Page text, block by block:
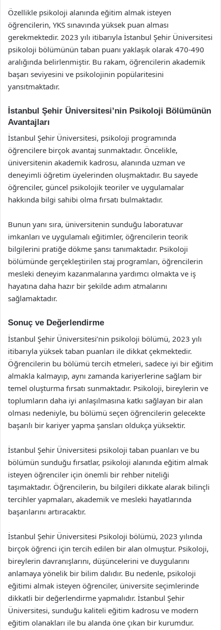
Özellikle psikoloji alanında eğitim almak isteyen
öğrencilerin, YKS sınavında yüksek puan alması
gerekmektedir. 2023 yılı itibarıyla İstanbul Şehir Üniversitesi
psikoloji bölümünün taban puanı yaklaşık olarak 470-490
aralığında belirlenmiştir. Bu rakam, öğrencilerin akademik
başarı seviyesini ve psikolojinin popülaritesini
yansıtmaktadır.
İstanbul Şehir Üniversitesi’nin Psikoloji Bölümünün
Avantajları
İstanbul Şehir Üniversitesi, psikoloji programında
öğrencilere birçok avantaj sunmaktadır. Öncelikle,
üniversitenin akademik kadrosu, alanında uzman ve
deneyimli öğretim üyelerinden oluşmaktadır. Bu sayede
öğrenciler, güncel psikolojik teoriler ve uygulamalar
hakkında bilgi sahibi olma fırsatı bulmaktadır.
Bunun yanı sıra, üniversitenin sunduğu laboratuvar
imkanları ve uygulamalı eğitimler, öğrencilerin teorik
bilgilerini pratiğe dökme şansı tanımaktadır. Psikoloji
bölümünde gerçekleştirilen staj programları, öğrencilerin
mesleki deneyim kazanmalarına yardımcı olmakta ve iş
hayatına daha hazır bir şekilde adım atmalarını
sağlamaktadır.
Sonuç ve Değerlendirme
İstanbul Şehir Üniversitesi’nin psikoloji bölümü, 2023 yılı
itibarıyla yüksek taban puanları ile dikkat çekmektedir.
Öğrencilerin bu bölümü tercih etmeleri, sadece iyi bir eğitim
almakla kalmayıp, aynı zamanda kariyerlerine sağlam bir
temel oluşturma fırsatı sunmaktadır. Psikoloji, bireylerin ve
toplumların daha iyi anlaşılmasına katkı sağlayan bir alan
olması nedeniyle, bu bölümü seçen öğrencilerin gelecekte
başarılı bir kariyer yapma şansları oldukça yüksektir.
İstanbul Şehir Üniversitesi psikoloji taban puanları ve bu
bölümün sunduğu fırsatlar, psikoloji alanında eğitim almak
isteyen öğrenciler için önemli bir rehber niteliği
taşımaktadır. Öğrencilerin, bu bilgileri dikkate alarak bilinçli
tercihler yapmaları, akademik ve mesleki hayatlarında
başarılarını artıracaktır.
İstanbul Şehir Üniversitesi Psikoloji bölümü, 2023 yılında
birçok öğrenci için tercih edilen bir alan olmuştur. Psikoloji,
bireylerin davranışlarını, düşüncelerini ve duygularını
anlamaya yönelik bir bilim dalıdır. Bu nedenle, psikoloji
eğitimi almak isteyen öğrenciler, üniversite seçimlerinde
dikkatli bir değerlendirme yapmalıdır. İstanbul Şehir
Üniversitesi, sunduğu kaliteli eğitim kadrosu ve modern
eğitim olanakları ile bu alanda öne çıkan bir kurumdur.